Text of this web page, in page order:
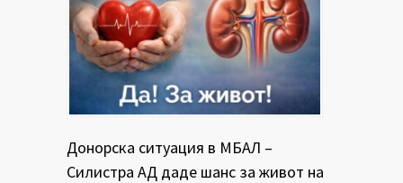
Донорска ситуация в МБАЛ –
Силистра АД даде шанс за живот на